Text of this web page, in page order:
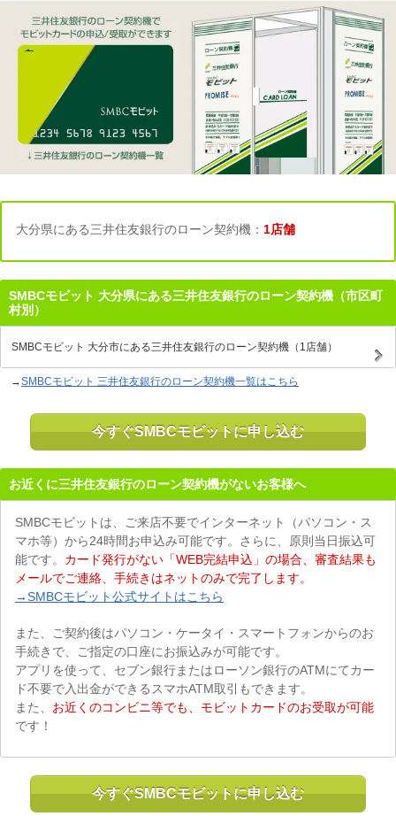
大分県にある三井住友銀行のローン契約機： 1店舗
SMBCモビット 大分県にある三井住友銀行のローン契約機（市区町
村別）
SMBCモビット 大分市にある三井住友銀行のローン契約機（1店舗）
→SMBCモビット 三井住友銀行のローン契約機一覧はこちら
今すぐSMBCモビットに申し込む
お近くに三井住友銀行のローン契約機がないお客様へ
SMBCモビットは、ご来店不要でインターネット（パソコン・ス
マホ等）から24時間お申込み可能です。さらに、原則当日振込可
能です。 カード発行がない「WEB完結申込」の場合、審査結果も
メールでご連絡、手続きはネットのみで完了します。
→SMBCモビット公式サイトはこちら
また、ご契約後はパソコン・ケータイ・スマートフォンからのお
手続きで、ご指定の口座にお振込みが可能です。
アプリを使って、セブン銀行またはローソン銀行のATMにてカー
ド不要で入出金ができるスマホATM取引もできます。
また、 お近くのコンビニ等でも、モビットカードのお受取が可能
です！
今すぐSMBCモビットに申し込む